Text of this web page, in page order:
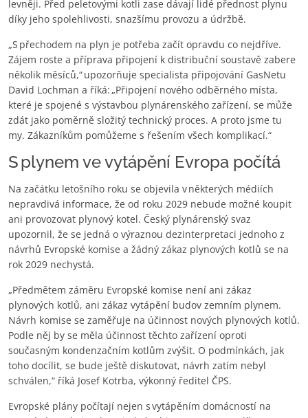
levněji. Před peletovými kotli zase dávají lidé přednost plynu
díky jeho spolehlivosti, snazšímu provozu a údržbě.
„S přechodem na plyn je potřeba začít opravdu co nejdříve.
Zájem roste a příprava připojení k distribuční soustavě zabere
několik měsíců,“ upozorňuje specialista připojování GasNetu
David Lochman a říká: „Připojení nového odběrného místa,
které je spojené s výstavbou plynárenského zařízení, se může
zdát jako poměrně složitý technický proces. A proto jsme tu
my. Zákazníkům pomůžeme s řešením všech komplikací.“
S plynem ve vytápění Evropa počítá
Na začátku letošního roku se objevila v některých médiích
nepravdivá informace, že od roku 2029 nebude možné koupit
ani provozovat plynový kotel. Český plynárenský svaz
upozornil, že se jedná o výraznou dezinterpretaci jednoho z
návrhů Evropské komise a žádný zákaz plynových kotlů se na
rok 2029 nechystá.
„Předmětem záměru Evropské komise není ani zákaz
plynových kotlů, ani zákaz vytápění budov zemním plynem.
Návrh komise se zaměřuje na účinnost nových plynových kotlů.
Podle něj by se měla účinnost těchto zařízení oproti
současným kondenzačním kotlům zvýšit. O podmínkách, jak
toho docílit, se bude ještě diskutovat, návrh zatím nebyl
schválen,“ říká Josef Kotrba, výkonný ředitel ČPS.
Evropské plány počítají nejen s vytápěním domácností na